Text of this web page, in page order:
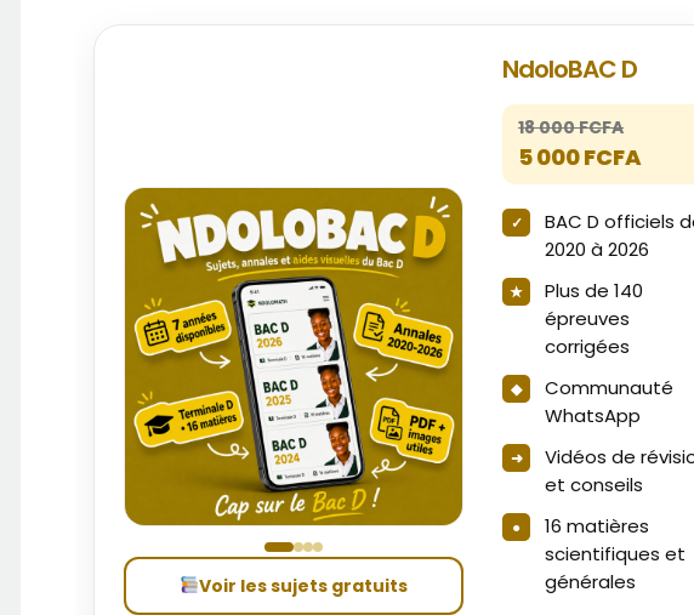
Voir les sujets gratuits
NdoloBAC D
18 000 FCFA
5 000 FCFA
BAC D officiels
2020 à 2026
Plus de 140
épreuves
corrigées
Communauté
WhatsApp
Vidéos de
et conseils
16 matières
scientifiques et
générales